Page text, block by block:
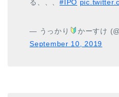
る、、、#IPO
— うっかり
かーすけ
September 10, 2019